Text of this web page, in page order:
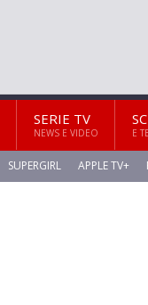
SERIE TV
NEWS E VIDEO E
SUPERGIRL APPLE TV+